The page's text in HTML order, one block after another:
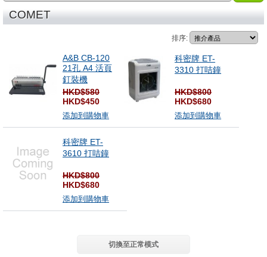
COMET
排序:
A&B CB-120
21孔 A4 活頁
釘裝機
HKD$580
HKD$450
添加到購物車
科密牌 ET-
3310 打咭鐘
HKD$800
HKD$680
添加到購物車
科密牌 ET-
3610 打咭鐘
HKD$800
HKD$680
添加到購物車
切換至正常模式